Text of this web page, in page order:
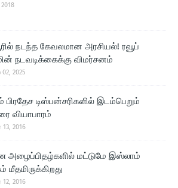
நடந்த கேவலமான அரசியல்! ரவூப்
நடவடிக்கைக்கு விமர்சனம்
2025
பிரதேச டிஸ்பன்சரிகளில் இடம்பெறும்
வியாபாரம்
13, 2016
அழைப்பிதழ்களில் மட்டுமே இஸ்லாம்
மீதமிருக்கிறது
12, 2016